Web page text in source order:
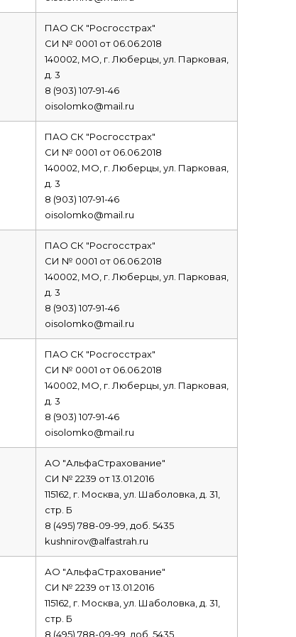
ПАО СК "Росгосстрах"
СИ № 0001 от 06.06.2018
140002, МО, г. Люберцы, ул. Парковая,
д. 3
8 (903) 107-91-46
oisolomko@mail.ru
ПАО СК "Росгосстрах"
СИ № 0001 от 06.06.2018
140002, МО, г. Люберцы, ул. Парковая,
д. 3
8 (903) 107-91-46
oisolomko@mail.ru
ПАО СК "Росгосстрах"
СИ № 0001 от 06.06.2018
140002, МО, г. Люберцы, ул. Парковая,
д. 3
8 (903) 107-91-46
oisolomko@mail.ru
ПАО СК "Росгосстрах"
СИ № 0001 от 06.06.2018
140002, МО, г. Люберцы, ул. Парковая,
д. 3
8 (903) 107-91-46
oisolomko@mail.ru
АО "АльфаСтрахование"
СИ № 2239 от 13.01.2016
115162, г. Москва, ул. Шаболовка, д. 31,
стр. Б
8 (495) 788-09-99, доб. 5435
kushnirov@alfastrah.ru
АО "АльфаСтрахование"
СИ № 2239 от 13.01.2016
115162, г. Москва, ул. Шаболовка, д. 31,
стр. Б
8 (495) 788-09-99, доб. 5435